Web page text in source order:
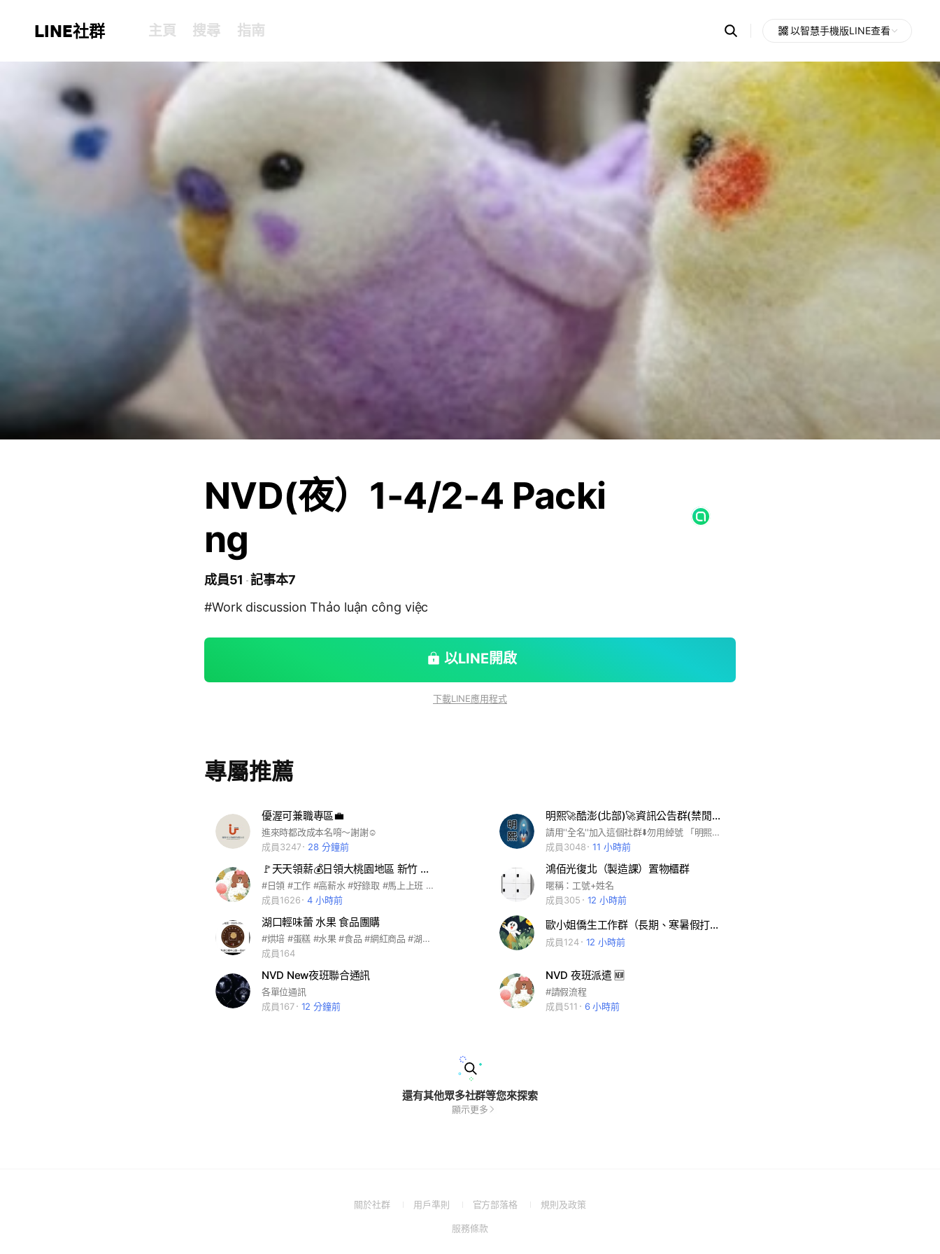
LINE社群 主頁 搜尋 指南 Search
OpenChats
messages
search
area
以智慧手機版LINE查看
NVD(夜）1-4/2-4 Packi
ng
成員51 記事本7
#Work discussion Thảo luận công việc
以LINE開啟
下載LINE應用程式
專屬推薦
優渥可兼職專區💼
進來時都改成本名唷～謝謝☺️
成員3247
28 分鐘前
明熙🚀酷澎(北部)🚀資訊公告群(禁閒聊)
請用''全名''加入這個社群⬇️勿用綽號 「明熙🚀酷彭🚀資訊公告群」！ (第一次有到班才會被審核進去) 此群僅供人員查看名單及工作相關資訊 **請勿在群組閒聊**
成員3048
11 小時前
🚩天天領薪💰日領大桃園地區 新竹 新北 工作資訊 找工作❤️💛
#日領 #工作 #高薪水 #好錄取 #馬上上班 #桃園 #中壢 #新北
成員1626
4 小時前
鴻佰光復北（製造課）置物櫃群
暱稱：工號+姓名
成員305
12 小時前
湖口輕味蕾 水果 食品團購
#烘培 #蛋糕 #水果 #食品 #網紅商品 #湖口 #新竹 #蛋黃酥 #芋頭酥 #鳳梨酥 #鳳凰酥 #堅果塔 #檸檬蛋糕 #乳酪蛋糕 #巧克力蛋糕 #烘培 #生鮮 #海鮮
成員164
歐小姐僑生工作群（長期、寒暑假打工）
成員124 12 小時前
NVD New夜班聯合通訊
各單位通訊
成員167
12 分鐘前
NVD 夜班派遣 🆕
#請假流程
成員511
6 小時前
還有其他眾多社群等您來探索
顯示更多
關於社群
(Open用戶準則
(Open
a
官方部落格
(Open規則及政策(Open
服務條款(Open